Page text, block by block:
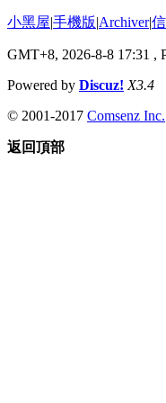
小黑屋|手機版|Archiver|
GMT+8, 2026-8-8 17:31 ,
Powered by Discuz! X3.4
© 2001-2017 Comsenz Inc.
返回頂部